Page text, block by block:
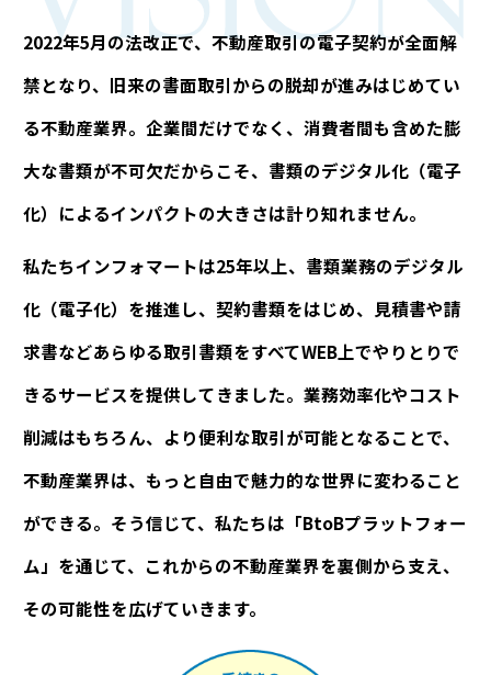
2022年5月の法改正で、不動産取引の電子契約が全面解
禁となり、 旧来の書面取引からの脱却が進みはじめてい
る不動産業界。 企業間だけでなく、消費者間も含めた膨
大な書類が不可欠だからこそ、 書類のデジタル化（電子
化）によるインパクトの大きさは計り知れません。
私たちインフォマートは25年以上、書類業務のデジタル
化（電子化）を推進し、契約書類をはじめ、見積書や請
求書などあらゆる取引書類をすべてWEB上でやりとりで
きるサービスを提供してきました。 業務効率化やコスト
削減はもちろん、より便利な取引が可能となることで、
不動産業界は、もっと自由で魅力的な世界に変わること
ができる。 そう信じて、私たちは「BtoBプラットフォー
ム」を通じて、 これからの不動産業界を裏側から支え、
その可能性を広げていきます。